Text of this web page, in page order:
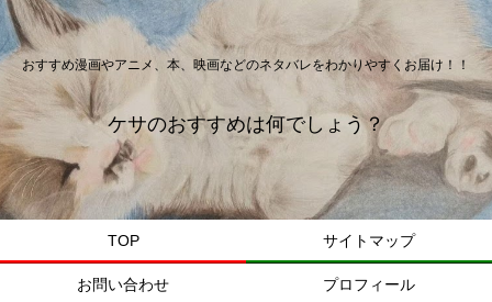
おすすめ漫画やアニメ、本、映画などのネタバレをわかりやすくお届け！！
ケサのおすすめは何でしょう？
TOP サイトマップ
お問い合わせ プロフィール